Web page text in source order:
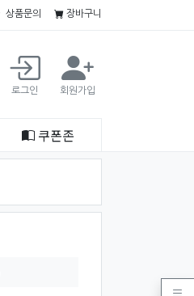
상품문의 장바구니
로그인 회원가입
쿠폰존